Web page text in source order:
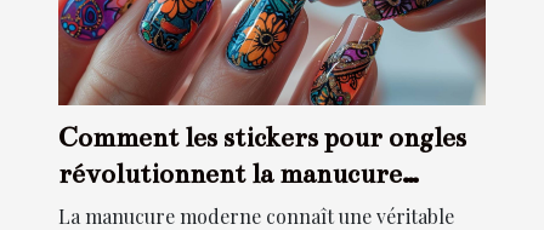
Comment les stickers pour ongles
révolutionnent la manucure
moderne
La manucure moderne connaît une véritable